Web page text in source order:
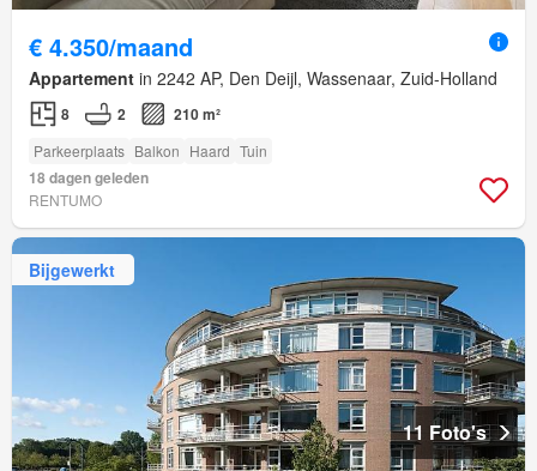
€ 4.350/maand
Appartement in 2242 AP, Den Deijl, Wassenaar, Zuid-Holland
8 2 210 m²
Parkeerplaats Balkon Haard Tuin
18 dagen geleden
RENTUMO
Bijgewerkt
11 Foto's